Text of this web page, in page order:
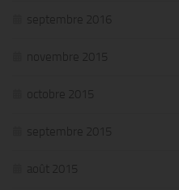
septembre 2016
novembre 2015
octobre 2015
septembre 2015
août 2015